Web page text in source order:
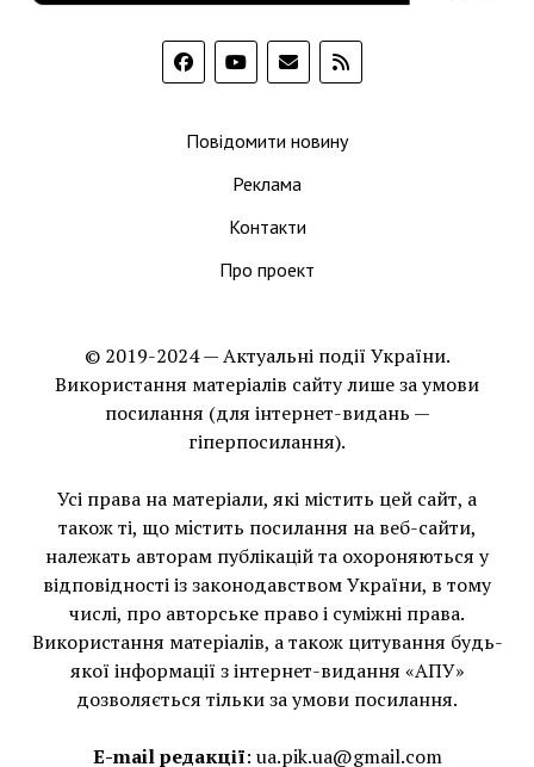
Повідомити новину
Реклама
Контакти
Про проект
© 2019-2024 — Актуальні події України.
Використання матеріалів сайту лише за умови
посилання (для інтернет-видань —
гіперпосилання).
Усі права на матеріали, які містить цей сайт, а
також ті, що мiстить посилання на веб-сайти,
належать авторам публікацій та охороняються у
відповідності із законодавством України, в тому
числі, про авторське право і суміжні права.
Використання матерiалiв, а також цитування будь-
якої інформації з інтернет-видання «АПУ»
дозволяється тільки за умови посилання.
E-mail редакції: ua.pik.ua@gmail.com